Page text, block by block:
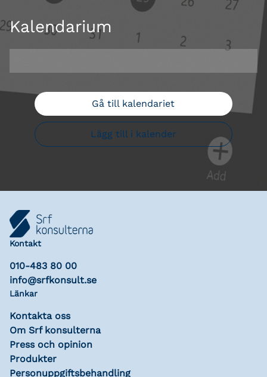
Kalendarium
Gå till kalendariet
Lägg till i kalender
Kontakt
010-483 80 00
info@srfkonsult.se
Länkar
Kontakta oss
Om Srf konsulterna
Press och opinion
Produkter
Personuppgiftsbehandling